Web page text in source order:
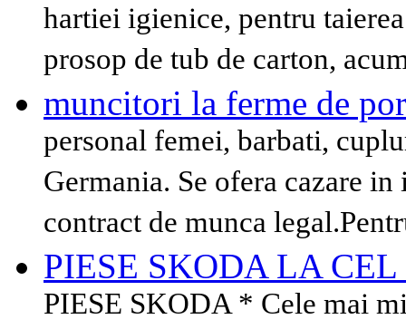
hartiei igienice, pentru
prosop de tub de carton,
muncitori la ferme de
personal femei, barbati,
Germania. Se ofera cazare
contract de munca
PIESE SKODA LA
PIESE SKODA * Cele mai